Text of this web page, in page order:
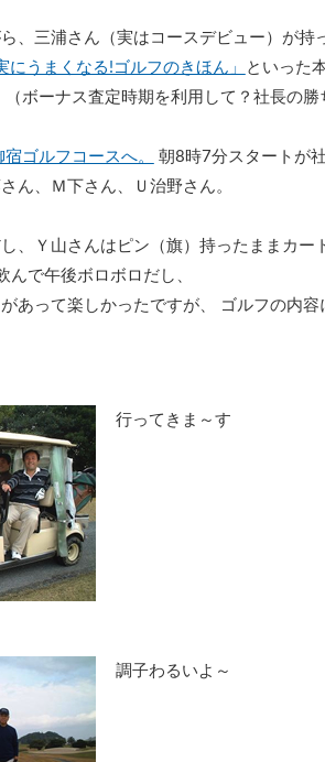
、三浦さん（実はコースデビュー）が持
にうまくなる!ゴルフのきほん」
といった
ボーナス査定時期を利用して？社長の勝
ゴルフコースへ。
朝8時7分スタートが
ん、Ｍ下さん、Ｕ治野さん。
、Ｙ山さんはピン（旗）持ったままカー
で午後ボロボロだし、
あって楽しかったですが、 ゴルフの内
行ってきま～す
調子わるいよ～